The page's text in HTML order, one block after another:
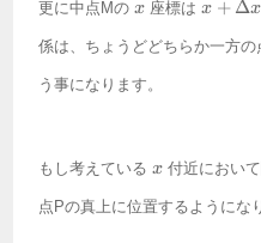
更に中点Mのx 座標は
x
x + Δx
係は、ちょうどどちらか一方
う事になります。
もし考えているx
x 付近におい
点Pの真上に位置するようにな